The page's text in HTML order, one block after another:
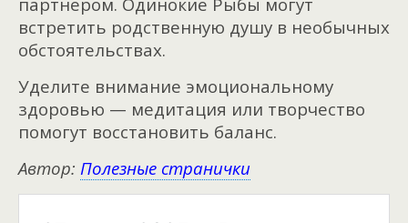
встретить родственную душу в необычных
обстоятельствах.
Уделите внимание эмоциональному
здоровью — медитация или творчество
помогут восстановить баланс.
Автор: Полезные странички